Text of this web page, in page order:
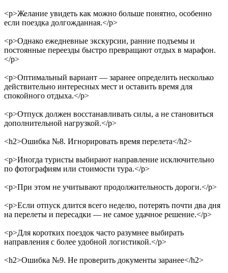
<p>Желание увидеть как можно больше понятно, особенно
если поездка долгожданная.</p>
<p>Однако ежедневные экскурсии, ранние подъемы и
постоянные переезды быстро превращают отдых в марафон.
</p>
<p>Оптимальный вариант — заранее определить несколько
действительно интересных мест и оставить время для
спокойного отдыха.</p>
<p>Отпуск должен восстанавливать силы, а не становиться
дополнительной нагрузкой.</p>
<h2>Ошибка №8. Игнорировать время перелета</h2>
<p>Иногда туристы выбирают направление исключительно
по фотографиям или стоимости тура.</p>
<p>При этом не учитывают продолжительность дороги.</p>
<p>Если отпуск длится всего неделю, потерять почти два дня
на перелеты и пересадки — не самое удачное решение.</p>
<p>Для коротких поездок часто разумнее выбирать
направления с более удобной логистикой.</p>
<h2>Ошибка №9. Не проверить документы заранее</h2>